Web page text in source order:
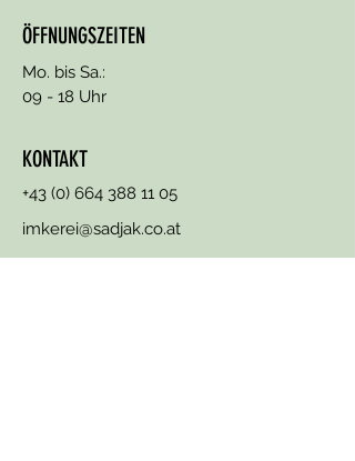
ÖFFNUNGSZEITEN
Mo. bis Sa.:
09 - 18 Uhr
KONTAKT
+43 (0) 664 388 11 05
imkerei@sadjak.co.at